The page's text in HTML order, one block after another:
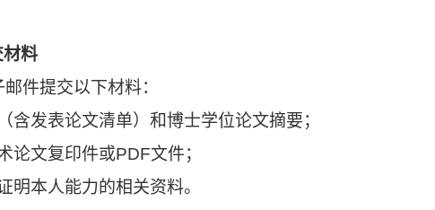
材料
件提交以下材料：
发表论文清单）和博士学位论文摘要；
文复印件或PDF文件；
本人能力的相关资料。